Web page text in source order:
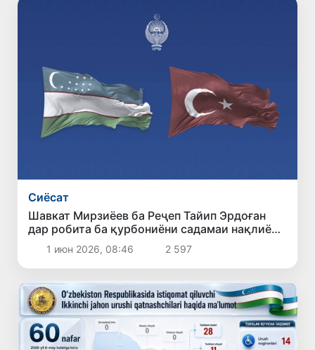
Сиёсат
Шавкат Мирзиёев ба Реҷеп Тайип Эрдоған
дар робита ба қурбониёни садамаи нақлиётӣ
дар музофоти Денизлӣ изҳори ҳамдардӣ
кард1 июн 2026, 08:46 2 597